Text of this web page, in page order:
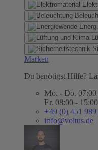
Marken
Du benötigst Hilfe?
Mo. - Do. 07:00
Fr. 08:00 - 15:00
+49 (0) 451
info@voltus.de